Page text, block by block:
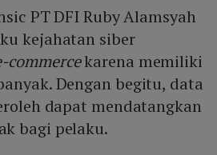
PT DFI Ruby Alamsyah
kejahatan siber
commercekarena memiliki
Dengan begitu, data
dapat mendatangkan
bagi pelaku.